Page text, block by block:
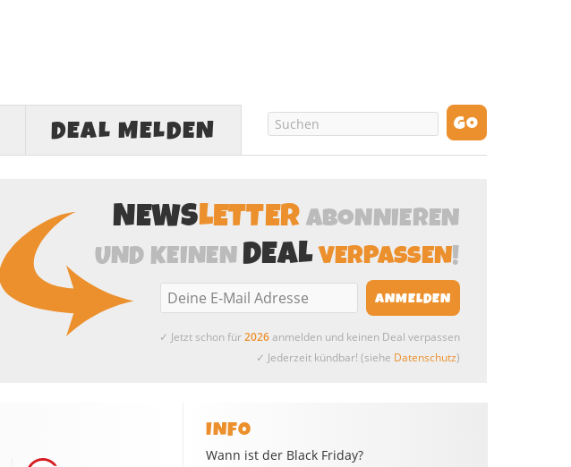
DEAL MELDEN
NEWSLETTERABONNIEREN
UND KEINENDEALVERPASSEN!
✓ Jetzt schon für2026anmelden und keinen Deal verpassen
✓ Jederzeit kündbar! (siehe Datenschutz)
INFO
Wann ist der Black Friday?